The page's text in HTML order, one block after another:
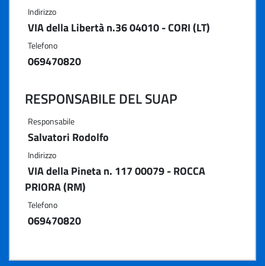
Indirizzo
VIA della Libertà n.36 04010 - CORI (LT)
Telefono
069470820
RESPONSABILE DEL SUAP
Responsabile
Salvatori Rodolfo
Indirizzo
VIA della Pineta n. 117 00079 - ROCCA
PRIORA (RM)
Telefono
069470820